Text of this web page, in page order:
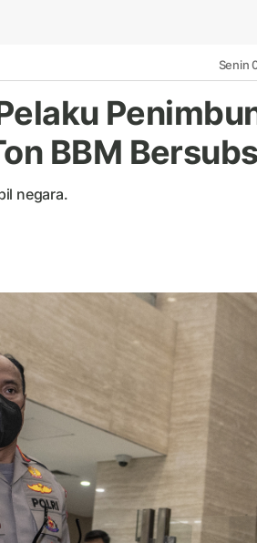
Senin
BBM
negara.